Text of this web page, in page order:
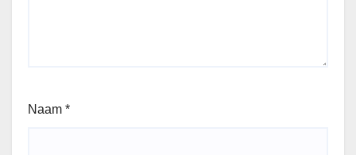
Naam *